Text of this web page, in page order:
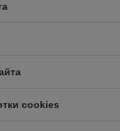
cookies